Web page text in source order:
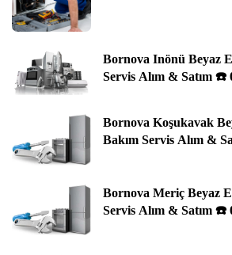
Bornova Inönü Beyaz
Servis Alım & Satım ☎️
Bornova Koşukavak
Bakım Servis Alım &
Bornova Meriç Beyaz
Servis Alım & Satım ☎️